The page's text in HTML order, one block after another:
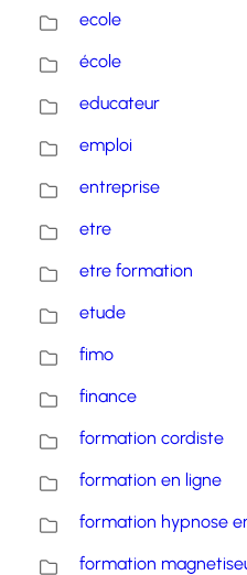
ecole
école
educateur
emploi
entreprise
etre
etre formation
etude
fimo
finance
formation cordiste
formation en ligne
formation hypnose
formation